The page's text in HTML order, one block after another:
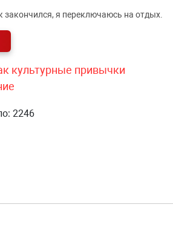
закончился, я переключаюсь на отдых.
культурные привычки
2246